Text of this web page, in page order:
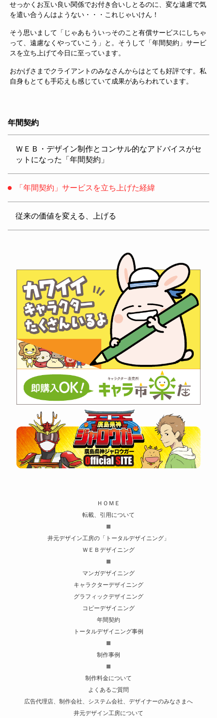
せっかくお互い良い関係でお付き合いしとるのに、変な遠慮で気
を遣い合うんはようない・・・これじゃいけん！
そう思いまして「じゃあもういっそのこと有償サービスにしちゃ
って、遠慮なくやっていこう」と。そうして「年間契約」サービ
スを立ち上げて今日に至っています。
おかげさまでクライアントのみなさんからはとても好評です。私
自身もとても手応えも感じていて成果があらわれています。
年間契約
ＷＥＢ・デザイン制作とコンサル的なアドバイスがセ
ットになった「年間契約」
「年間契約」サービスを立ち上げた経緯
従来の価値を変える、上げる
ＨＯＭＥ
転載、引用について
井元デザイン工房の「トータルデザイニング」
ＷＥＢデザイニング
マンガデザイニング
キャラクターデザイニング
グラフィックデザイニング
コピーデザイニング
年間契約
トータルデザイニング事例
制作事例
制作料金について
よくあるご質問
広告代理店、制作会社、システム会社、デザイナーのみなさまへ
井元デザイン工房について